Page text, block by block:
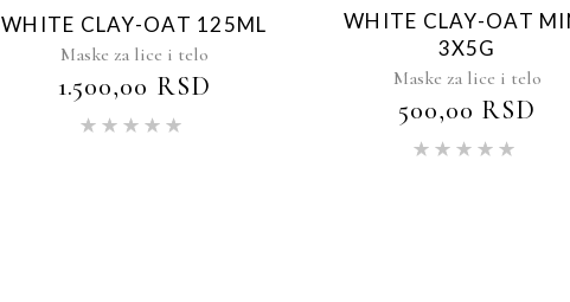
WHITE CLAY-OAT 125ML
Maske za lice i telo
1.500,00 RSD
WHITE CLAY-OAT
3X5G
Maske za lice i telo
500,00 RSD